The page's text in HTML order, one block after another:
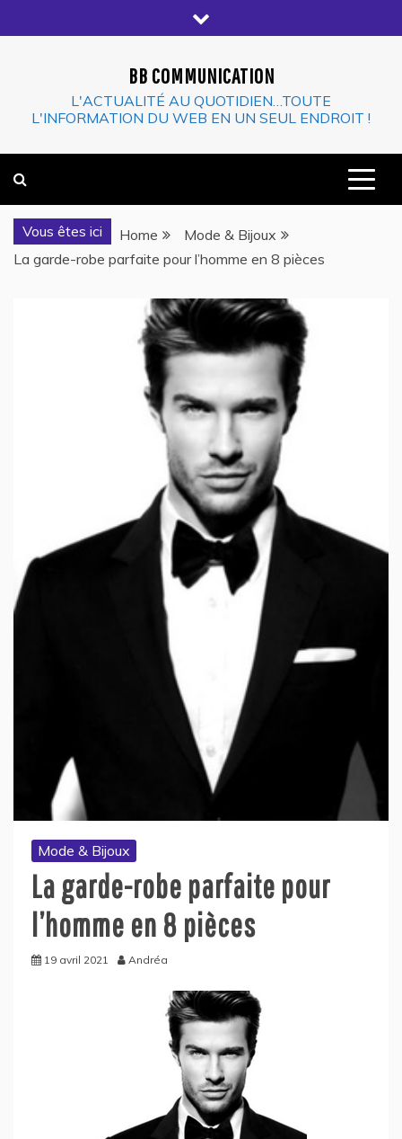
to
BB COMMUNICATION
L'ACTUALITÉ AU QUOTIDIEN…TOUTE
L'INFORMATION DU WEB EN UN SEUL ENDROIT !
Vous êtes ici Home
Mode & Bijoux
La garde-robe parfaite pour l’homme en 8 pièces
Mode & Bijoux
La garde-robe parfaite pour
l’homme en 8 pièces
19 avril 2021 Andréa